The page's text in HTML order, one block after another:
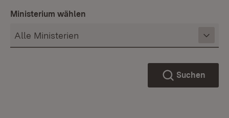
Ministerium wählen
Suchen